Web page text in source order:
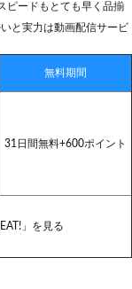
ピードもとても早く品揃
と実力は動画配信サービ
無料期間
31日間無料+600ポイント
」を見る